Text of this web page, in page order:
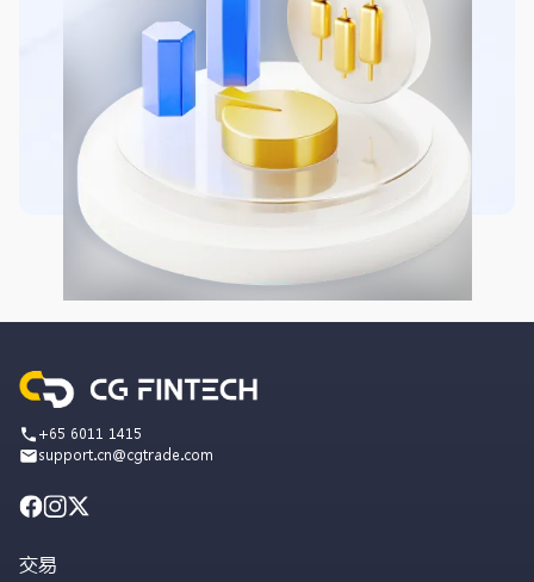
+65 6011 1415
support.cn@cgtrade.com
交易